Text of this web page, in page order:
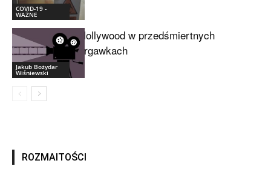
COVID-19 -
WAŻNE
Jakub Bożydar
Wiśniewski
Hollywood w przedśmiertnych
drgawkach
ROZMAITOŚCI